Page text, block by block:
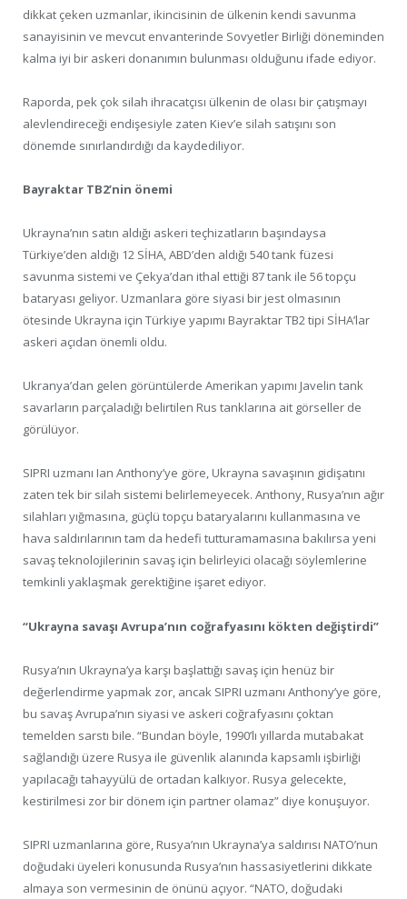
dikkat çeken uzmanlar, ikincisinin de ülkenin kendi savunma
sanayisinin ve mevcut envanterinde Sovyetler Birliği döneminden
kalma iyi bir askeri donanımın bulunması olduğunu ifade ediyor.
Raporda, pek çok silah ihracatçısı ülkenin de olası bir çatışmayı
alevlendireceği endişesiyle zaten Kiev’e silah satışını son
dönemde sınırlandırdığı da kaydediliyor.
Bayraktar TB2’nin önemi
Ukrayna’nın satın aldığı askeri teçhizatların başındaysa
Türkiye’den aldığı 12 SİHA, ABD’den aldığı 540 tank füzesi
savunma sistemi ve Çekya’dan ithal ettiği 87 tank ile 56 topçu
bataryası geliyor. Uzmanlara göre siyasi bir jest olmasının
ötesinde Ukrayna için Türkiye yapımı Bayraktar TB2 tipi SİHA’lar
askeri açıdan önemli oldu.
Ukranya’dan gelen görüntülerde Amerikan yapımı Javelin tank
savarların parçaladığı belirtilen Rus tanklarına ait görseller de
görülüyor.
SIPRI uzmanı Ian Anthony’ye göre, Ukrayna savaşının gidişatını
zaten tek bir silah sistemi belirlemeyecek. Anthony, Rusya’nın ağır
silahları yığmasına, güçlü topçu bataryalarını kullanmasına ve
hava saldırılarının tam da hedefi tutturamamasına bakılırsa yeni
savaş teknolojilerinin savaş için belirleyici olacağı söylemlerine
temkinli yaklaşmak gerektiğine işaret ediyor.
“Ukrayna savaşı Avrupa’nın coğrafyasını kökten değiştirdi”
Rusya’nın Ukrayna’ya karşı başlattığı savaş için henüz bir
değerlendirme yapmak zor, ancak SIPRI uzmanı Anthony’ye göre,
bu savaş Avrupa’nın siyasi ve askeri coğrafyasını çoktan
temelden sarstı bile. “Bundan böyle, 1990’lı yıllarda mutabakat
sağlandığı üzere Rusya ile güvenlik alanında kapsamlı işbirliği
yapılacağı tahayyülü de ortadan kalkıyor. Rusya gelecekte,
kestirilmesi zor bir dönem için partner olamaz” diye konuşuyor.
SIPRI uzmanlarına göre, Rusya’nın Ukrayna’ya saldırısı NATO’nun
doğudaki üyeleri konusunda Rusya’nın hassasiyetlerini dikkate
almaya son vermesinin de önünü açıyor. “NATO, doğudaki